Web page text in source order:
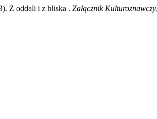
Z oddali i z bliska . Załącznik Kulturoznawczy